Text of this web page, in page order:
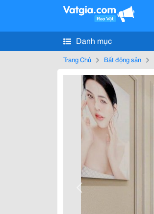
Danh mục
Trang Chủ Bất động sản